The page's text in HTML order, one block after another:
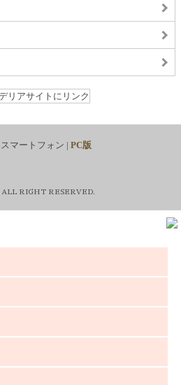
スマートフォン | PC版
ALL RIGHT RESERVED.